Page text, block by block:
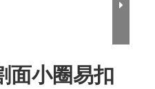
面小圈易扣